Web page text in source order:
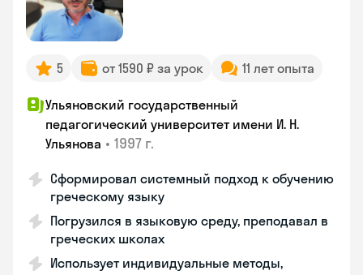
5 от 1590 ₽ за урок 11 лет опыта
Ульяновский государственный
педагогический университет имени И. Н.
Ульянова • 1997 г.
Сформировал системный подход к обучению
греческому языку
Погрузился в языковую среду, преподавал в
греческих школах
Использует индивидуальные методы,